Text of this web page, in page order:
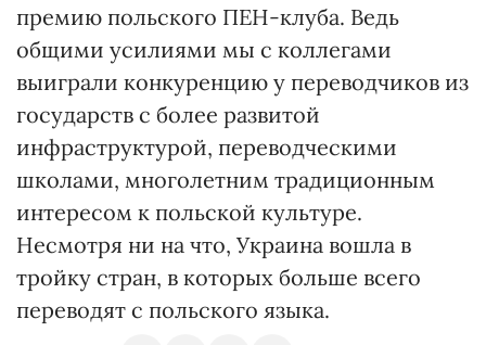
премию польского ПЕН-клуба. Ведь
общими усилиями мы с коллегами
выиграли конкуренцию у переводчиков из
государств с более развитой
инфраструктурой, переводческими
школами, многолетним традиционным
интересом к польской культуре.
Несмотря ни на что, Украина вошла в
тройку стран, в которых больше всего
переводят с польского языка.